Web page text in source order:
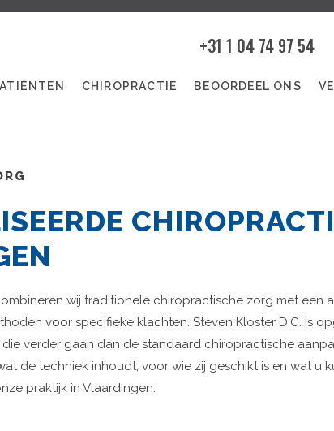
+31 1 04 74 97 54
CHIROPRACTIE BEOORDEEL ONS
wij traditionele chiropractische zorg met een
voor specifieke klachten. Steven Kloster D.C. is
verder gaan dan de standaard chiropractische
de techniek inhoudt, voor wie zij geschikt is en wat u
praktijk in Vlaardingen.